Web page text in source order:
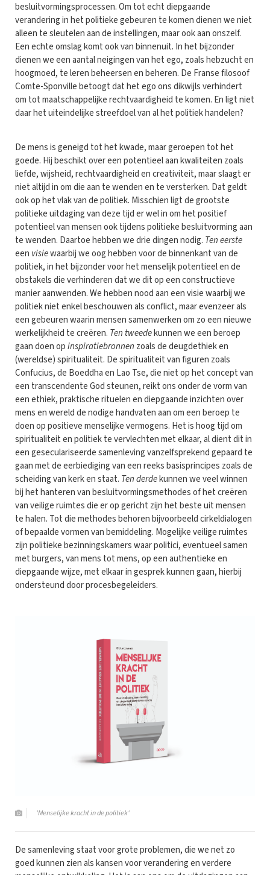
besluitvormingsprocessen. Om tot echt diepgaande
verandering in het politieke gebeuren te komen dienen we niet
alleen te sleutelen aan de instellingen, maar ook aan onszelf.
Een echte omslag komt ook van binnenuit. In het bijzonder
dienen we een aantal neigingen van het ego, zoals hebzucht en
hoogmoed, te leren beheersen en beheren. De Franse filosoof
Comte-Sponville betoogt dat het ego ons dikwijls verhindert
om tot maatschappelijke rechtvaardigheid te komen. En ligt niet
daar het uiteindelijke streefdoel van al het politiek handelen?
De mens is geneigd tot het kwade, maar geroepen tot het
goede. Hij beschikt over een potentieel aan kwaliteiten zoals
liefde, wijsheid, rechtvaardigheid en creativiteit, maar slaagt er
niet altijd in om die aan te wenden en te versterken. Dat geldt
ook op het vlak van de politiek. Misschien ligt de grootste
politieke uitdaging van deze tijd er wel in om het positief
potentieel van mensen ook tijdens politieke besluitvorming aan
te wenden. Daartoe hebben we drie dingen nodig. Ten eerste
een visiewaarbij we oog hebben voor de binnenkant van de
politiek, in het bijzonder voor het menselijk potentieel en de
obstakels die verhinderen dat we dit op een constructieve
manier aanwenden. We hebben nood aan een visie waarbij we
politiek niet enkel beschouwen als conflict, maar evenzeer als
een gebeuren waarin mensen samenwerken om zo een nieuwe
werkelijkheid te creëren. Ten tweedekunnen we een beroep
gaan doen opinspiratiebronnen zoals de deugdethiek en
(wereldse) spiritualiteit. De spiritualiteit van figuren zoals
Confucius, de Boeddha en Lao Tse, die niet op het concept van
een transcendente God steunen, reikt ons onder de vorm van
een ethiek, praktische rituelen en diepgaande inzichten over
mens en wereld de nodige handvaten aan om een beroep te
doen op positieve menselijke vermogens. Het is hoog tijd om
spiritualiteit en politiek te vervlechten met elkaar, al dient dit in
een geseculariseerde samenleving vanzelfsprekend gepaard te
gaan met de eerbiediging van een reeks basisprincipes zoals de
scheiding van kerk en staat. Ten derdekunnen we veel winnen
bij het hanteren van besluitvormingsmethodes of het creëren
van veilige ruimtes die er op gericht zijn het beste uit mensen
te halen. Tot die methodes behoren bijvoorbeeld cirkeldialogen
of bepaalde vormen van bemiddeling. Mogelijke veilige ruimtes
zijn politieke bezinningskamers waar politici, eventueel samen
met burgers, van mens tot mens, op een authentieke en
diepgaande wijze, met elkaar in gesprek kunnen gaan, hierbij
ondersteund door procesbegeleiders.
'Menselijke kracht in de politiek'
De samenleving staat voor grote problemen, die we net zo
goed kunnen zien als kansen voor verandering en verdere